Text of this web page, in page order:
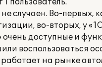
пользователь.
случаен. Во-
во-вторых, у
очень доступные и
воспользоваться
на рынке